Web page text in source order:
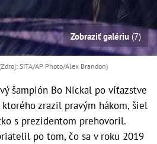
Zobraziť galériu (7)
SITA/AP Photo/Alex Brandon)
šampión Bo Nickal po víťazstve
ktorého zrazil pravým hákom, šiel
s prezidentom prehovoril.
po tom, čo sa v roku 2019